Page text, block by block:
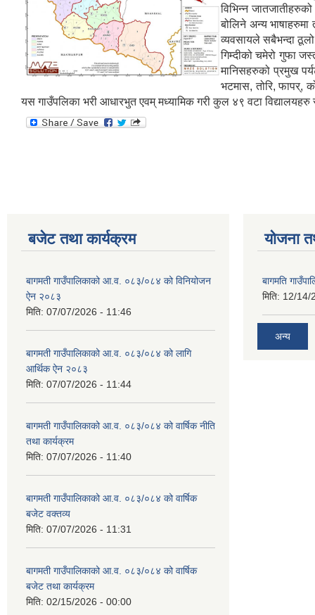
विभिन्न
बोलिने अन्य
व्यवसायले सबैभन्दा
गिम्दीको चमेरो गुफा
मानिसहरुको प्रमुख
भटमास, तोरि, फापर्,
यस गाउँपलिका भरी आधारभुत एवम् मध्यामिक गरी कुल ४९ वटा
बजेट तथा कार्यक्रम
बागमती गाउँपालिकाको आ.व. ०८३/०८४ को विनियोजन
ऐन २०८३
मिति: 07/07/2026 - 11:46
बागमती गाउँपालिकाको आ.व. ०८३/०८४ को लागि
आर्थिक ऐन २०८३
मिति: 07/07/2026 - 11:44
बागमती गाउँपालिकाको आ.व. ०८३/०८४ को वार्षिक नीति
तथा कार्यक्रम
मिति: 07/07/2026 - 11:40
बागमती गाउँपालिकाको आ.व. ०८३/०८४ को वार्षिक
बजेट वक्तव्य
मिति: 07/07/2026 - 11:31
बागमती गाउँपालिकाको आ.व. ०८३/०८४ को वार्षिक
बजेट तथा कार्यक्रम
मिति: 02/15/2026 - 00:00
योजना
बागमति
मिति: 12/14/
अन्य